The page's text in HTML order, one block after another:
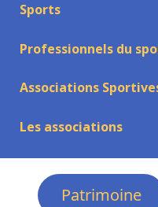
Sports
Professionnels du
Associations
Les associations
Patrimoine